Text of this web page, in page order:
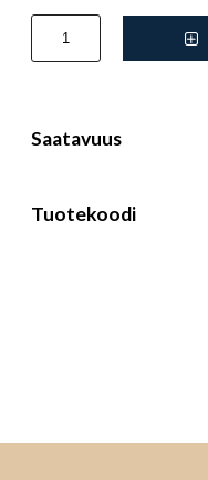
Saatavuus
Tuotekoodi